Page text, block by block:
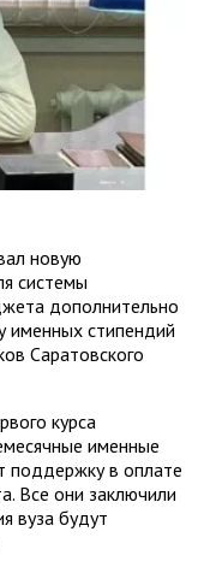
новую
системы
дополнительно
именных стипендий
Саратовского
курса
именные
поддержку в оплате
Все они заключили
вуза будут